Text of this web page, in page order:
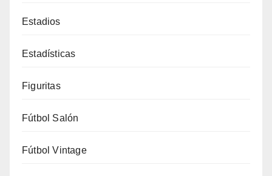
Estadios
Estadísticas
Figuritas
Fútbol Salón
Fútbol Vintage